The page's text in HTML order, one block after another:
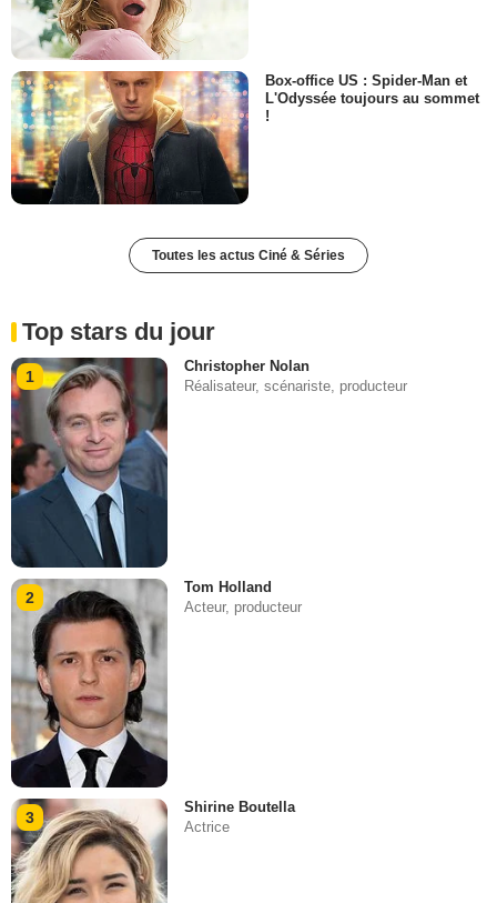
Box-office US : Spider-Man et
L'Odyssée toujours au sommet
!
Toutes les actus Ciné & Séries
Top stars du jour
1
Christopher Nolan
Réalisateur, scénariste, producteur
2
Tom Holland
Acteur, producteur
3
Shirine Boutella
Actrice